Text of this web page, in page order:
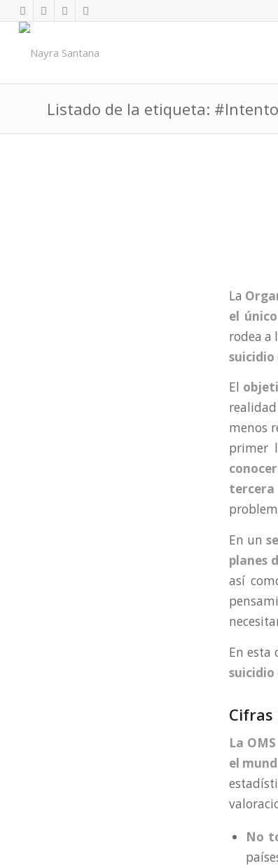
Listado de la etiqueta:
La
el
rodea a
suicidio
El
menos
primer
En un
planes
así
En esta
suicidio
La
el
No